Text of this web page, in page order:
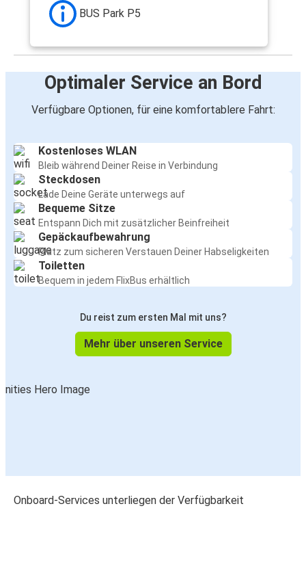
BUS Park P5
Optimaler Service an Bord
Verfügbare Optionen, für eine komfortablere Fahrt:
Kostenloses WLAN
Bleib während Deiner Reise in Verbindung
Steckdosen
Lade Deine Geräte unterwegs auf
Bequeme Sitze
Entspann Dich mit zusätzlicher Beinfreiheit
Gepäckaufbewahrung
Platz zum sicheren Verstauen Deiner Habseligkeiten
Toiletten
Bequem in jedem FlixBus erhältlich
Du reist zum ersten Mal mit uns?
Mehr über unseren Service
Onboard-Services unterliegen der Verfügbarkeit